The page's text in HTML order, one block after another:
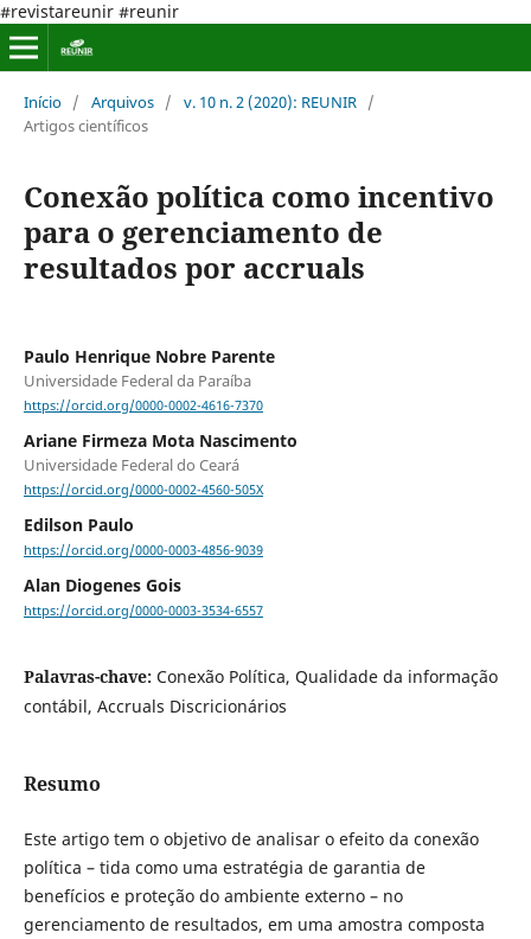
#revistareunir #reunir
Início / Arquivos / v. 10 n. 2 (2020): REUNIR /
Artigos científicos
Conexão política como incentivo
para o gerenciamento de
resultados por accruals
Paulo Henrique Nobre Parente
Universidade Federal da Paraíba
https://orcid.org/0000-0002-4616-7370
Ariane Firmeza Mota Nascimento
Universidade Federal do Ceará
https://orcid.org/0000-0002-4560-505X
Edilson Paulo
https://orcid.org/0000-0003-4856-9039
Alan Diogenes Gois
https://orcid.org/0000-0003-3534-6557
Palavras-chave: Conexão Política, Qualidade da informação
contábil, Accruals Discricionários
Resumo
Este artigo tem o objetivo de analisar o efeito da conexão
política – tida como uma estratégia de garantia de
benefícios e proteção do ambiente externo – no
gerenciamento de resultados, em uma amostra composta